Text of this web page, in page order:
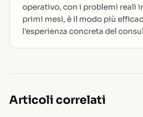
operativo, con i problemi reali
primi mesi, è il modo più
l'esperienza concreta del
Articoli correlati